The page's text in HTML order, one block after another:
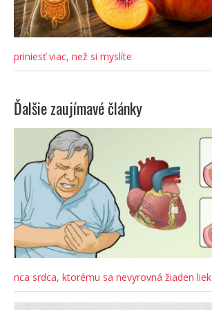
priniesť viac, než si myslíte
Ďalšie zaujímavé články
nca srdca, ktorému sa nevyrovná žiaden liek